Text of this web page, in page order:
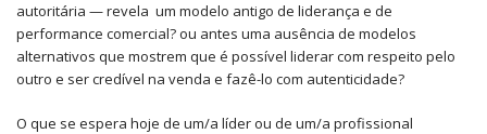
autoritária — revela um modelo antigo de liderança e de
performance comercial? ou antes uma ausência de modelos
alternativos que mostrem que é possível liderar com respeito pelo
outro e ser credível na venda e fazê-lo com autenticidade?
O que se espera hoje de um/a líder ou de um/a profissional